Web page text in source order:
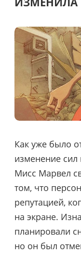
Как уже было
изменение
Мисс Марвел
том, что
репутацией,
на экране.
планировали
но он был